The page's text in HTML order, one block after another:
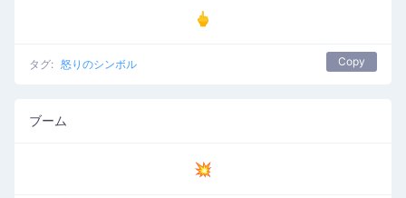
🖕
タグ: 怒りのシンボル Copy
ブーム
💥